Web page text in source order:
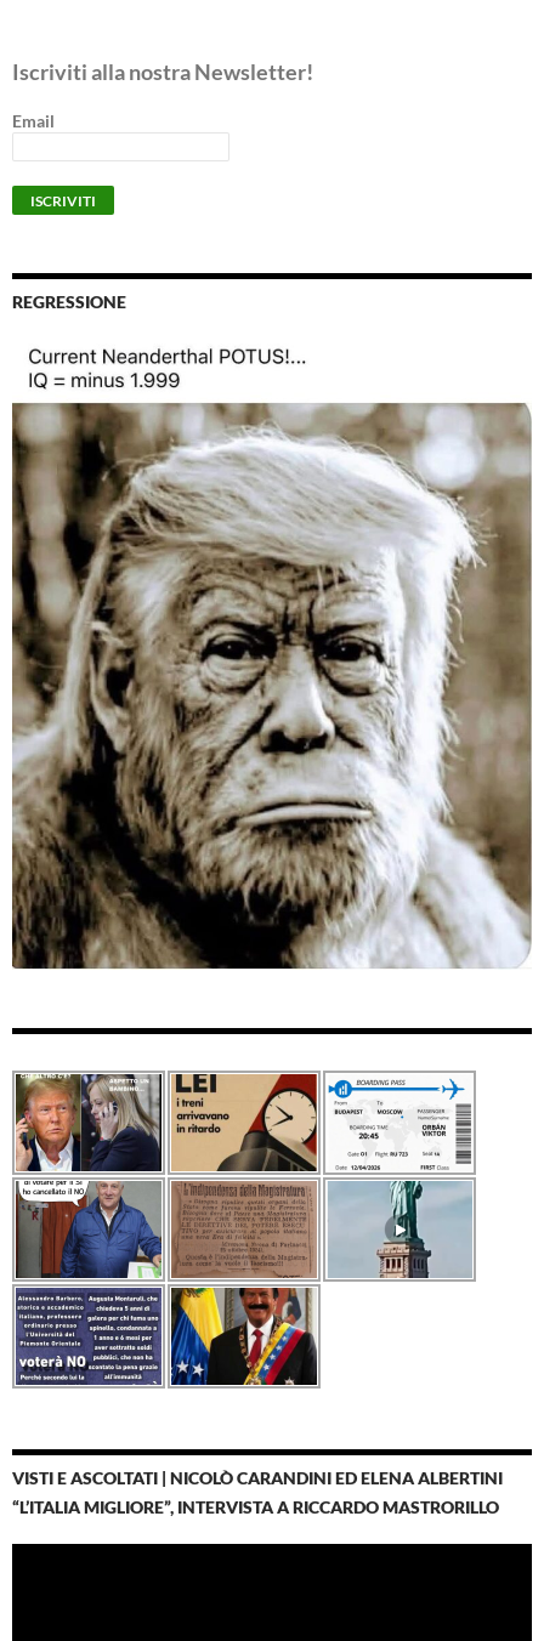
Iscriviti alla nostra Newsletter!
Email
REGRESSIONE
VISTI E ASCOLTATI | NICOLÒ CARANDINI ED ELENA ALBERTINI
“L’ITALIA MIGLIORE”, INTERVISTA A RICCARDO MASTRORILLO